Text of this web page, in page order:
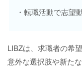
・転職活動で志望
LIBZは、求職者の希
意外な選択肢や新た